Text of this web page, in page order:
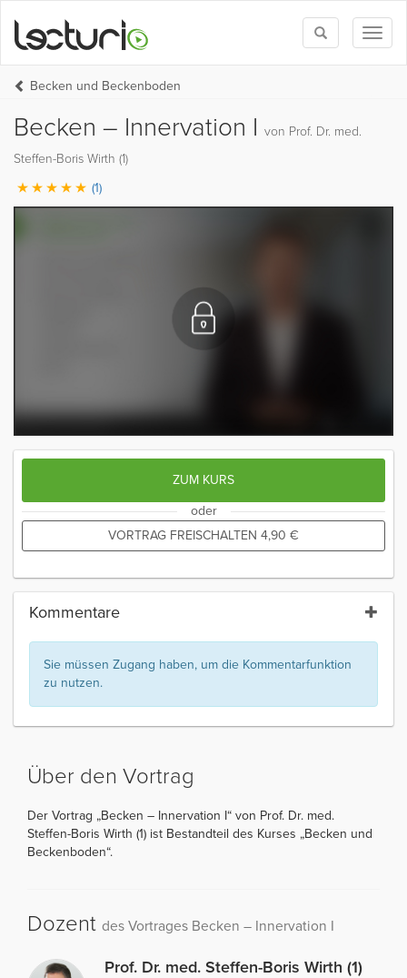
Toggle
search
Becken und Beckenboden
Becken – Innervation I von Prof. Dr. med.
Steffen-Boris Wirth (1)
(1)
ZUM KURS
oder
VORTRAG FREISCHALTEN 4,90 €
Kommentare
Sie müssen Zugang haben, um die Kommentarfunktion
zu nutzen.
Über den Vortrag
Der Vortrag „Becken – Innervation I“ von Prof. Dr. med.
Steffen-Boris Wirth (1) ist Bestandteil des Kurses „Becken und
Beckenboden“.
Dozent des Vortrages Becken – Innervation I
Prof. Dr. med. Steffen-Boris Wirth (1)